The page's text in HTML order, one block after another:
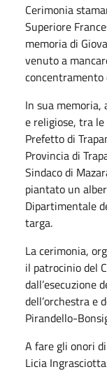
Cerimonia
Superiore
memoria di
venuto a
concentramento
In sua
e religiose, tra
Prefetto di
Provincia di
Sindaco di
piantato un
Dipartimentale
targa.
La cerimonia,
il patrocinio del
dall’esecuzione
dell’orchestra e
Pirandello-
A fare gli onori
Licia